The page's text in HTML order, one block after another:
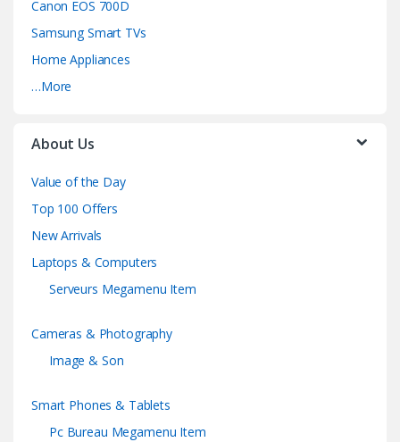
Canon EOS 700D
Samsung Smart TVs
Home Appliances
…More
About Us
Value of the Day
Top 100 Offers
New Arrivals
Laptops & Computers
Serveurs Megamenu Item
Cameras & Photography
Image & Son
Smart Phones & Tablets
Pc Bureau Megamenu Item